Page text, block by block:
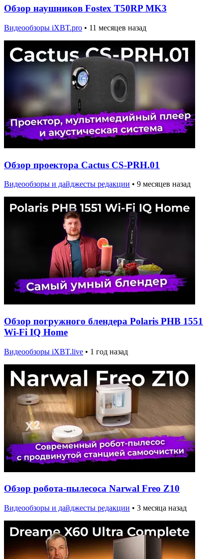
Обзор наушников Fostex T50RP MK3
Видеообзоры iXBT.pro • 11 месяцев назад
Обзор проектора Cactus CS-PRH.01
Видеообзоры и дайджесты редакции • 9 месяцев назад
Обзор погружного блендера Polaris PHB 1551
Wi-Fi IQ Home
Видеообзоры iXBT.live • 1 год назад
Обзор робота-пылесоса Narwal Freo Z10
Видеообзоры и дайджесты редакции • 3 месяца назад